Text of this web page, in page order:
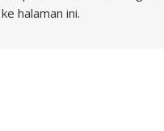
ke halaman ini.